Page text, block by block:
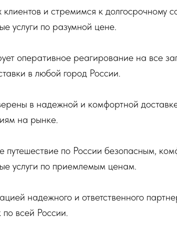
и стремимся к долгосрочному
услуги по разумной цене.
оперативное реагирование на все
в любой город России.
в надежной и комфортной
на рынке.
по России безопасным,
услуги по приемлемым ценам.
надежного и ответственного
всей России.